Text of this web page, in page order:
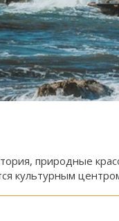
природные
культурным